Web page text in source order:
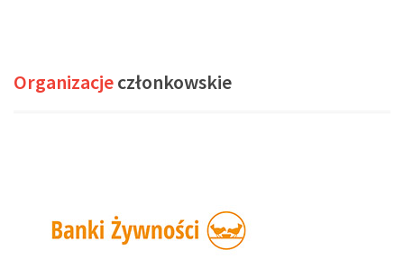
Organizacjeczłonkowskie